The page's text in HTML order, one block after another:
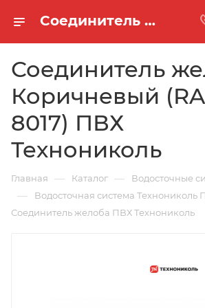
Соединитель желоба Коричневый (RAL 8017) ПВХ Технониколь
Соединитель
Коричневый
8017) ПВХ
Технониколь
Главная — Каталог — Водосточные
— Водосточная система Технониколь
Соединитель желоба ПВХ Технониколь